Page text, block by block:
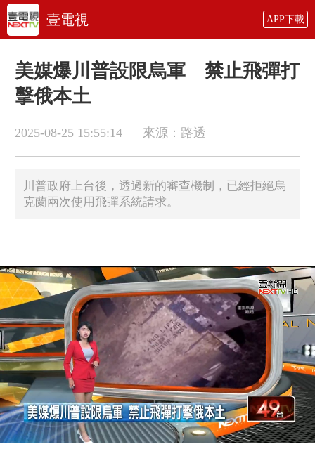
壹電視 APP下載
美媒爆川普設限烏軍 禁止飛彈打
擊俄本土
2025-08-25 15:55:14 來源：路透
川普政府上台後，透過新的審查機制，已經拒絕烏
克蘭兩次使用飛彈系統請求。